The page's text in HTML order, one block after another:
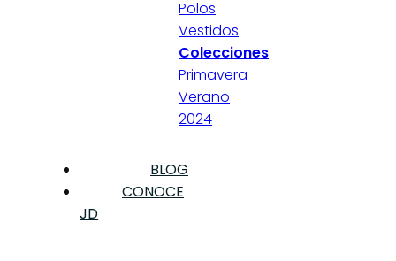
Polos
Vestidos
Colecciones
Primavera
Verano
2024
BLOG
CONOCE
JD